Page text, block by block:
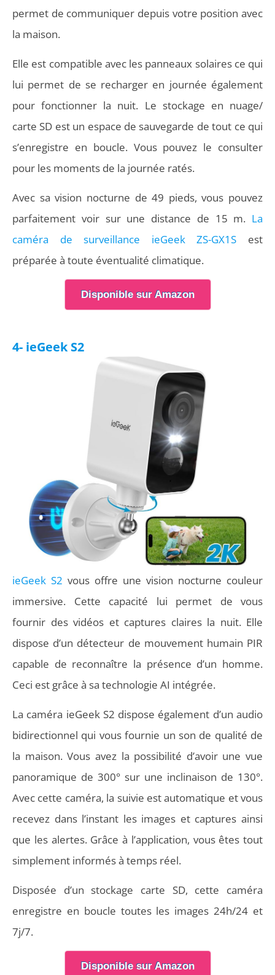
permet de communiquer depuis votre position avec
la maison.
Elle est compatible avec les panneaux solaires ce qui
lui permet de se recharger en journée également
pour fonctionner la nuit. Le stockage en nuage/
carte SD est un espace de sauvegarde de tout ce qui
s’enregistre en boucle. Vous pouvez le consulter
pour les moments de la journée ratés.
Avec sa vision nocturne de 49 pieds, vous pouvez
parfaitement voir sur une distance de 15 m. La
caméra de surveillance ieGeek ‎ZS-GX1S est
préparée à toute éventualité climatique.
Disponible sur Amazon
4- ieGeek S2
ieGeek S2 vous offre une vision nocturne couleur
immersive. Cette capacité lui permet de vous
fournir des vidéos et captures claires la nuit. Elle
dispose d’un détecteur de mouvement humain PIR
capable de reconnaître la présence d’un homme.
Ceci est grâce à sa technologie AI intégrée.
La caméra ieGeek S2 dispose également d’un audio
bidirectionnel qui vous fournie un son de qualité de
la maison. Vous avez la possibilité d’avoir une vue
panoramique de 300° sur une inclinaison de 130°.
Avec cette caméra, la suivie est automatique et vous
recevez dans l’instant les images et captures ainsi
que les alertes. Grâce à l’application, vous êtes tout
simplement informés à temps réel.
Disposée d’un stockage carte SD, cette caméra
enregistre en boucle toutes les images 24h/24 et
7j/7.
Disponible sur Amazon